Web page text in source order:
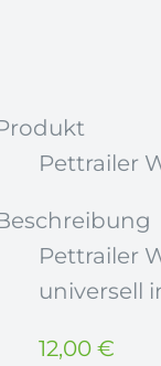
Pettrailer
Pettrailer
universell
12,00 €